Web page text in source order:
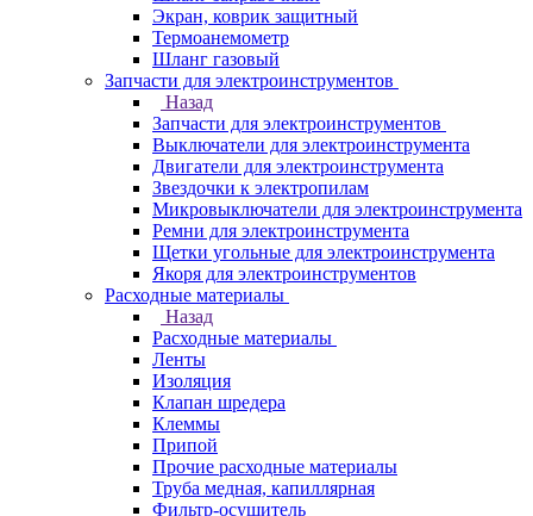
Экран, коврик защитный
Термоанемометр
Шланг газовый
Запчасти для электроинструментов
Назад
Запчасти для электроинструментов
Выключатели для электроинструмента
Двигатели для электроинструмента
Звездочки к электропилам
Микровыключатели для электроинструмента
Ремни для электроинструмента
Щетки угольные для электроинструмента
Якоря для электроинструментов
Расходные материалы
Назад
Расходные материалы
Ленты
Изоляция
Клапан шредера
Клеммы
Припой
Прочие расходные материалы
Труба медная, капиллярная
Фильтр-осушитель